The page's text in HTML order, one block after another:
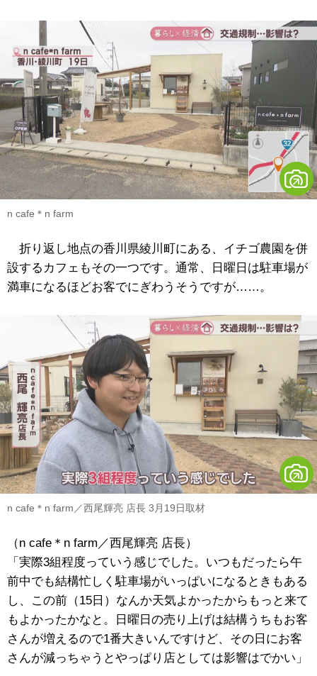
n cafe＊n farm
折り返し地点の香川県綾川町にある、イチゴ農園を併
設するカフェもその一つです。通常、日曜日は駐車場が
満車になるほどお客でにぎわうそうですが……。
n cafe＊n farm／西尾輝亮 店長 3月19日取材
（n cafe＊n farm／西尾輝亮 店長）
「実際3組程度っていう感じでした。いつもだったら午
前中でも結構忙しく駐車場がいっぱいになるときもある
し、この前（15日）なんか天気よかったからもっと来て
もよかったかなと。日曜日の売り上げは結構うちもお客
さんが増えるので1番大きいんですけど、その日にお客
さんが減っちゃうとやっぱり店としては影響はでかい」